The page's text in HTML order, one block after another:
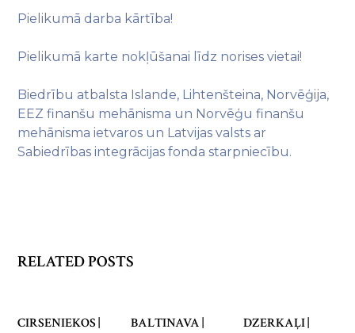
Pielikumā darba kārtība!
Pielikumā karte nokļūšanai līdz norises vietai!
Biedrību atbalsta Islande, Lihtenšteina, Norvēģija,
EEZ finanšu mehānisma un Norvēģu finanšu
mehānisma ietvaros un Latvijas valsts ar
Sabiedrības integrācijas fonda starpniecību.
RELATED POSTS
CIRSENIEKOS |
BALTINAVA |
DZERKAĻI |